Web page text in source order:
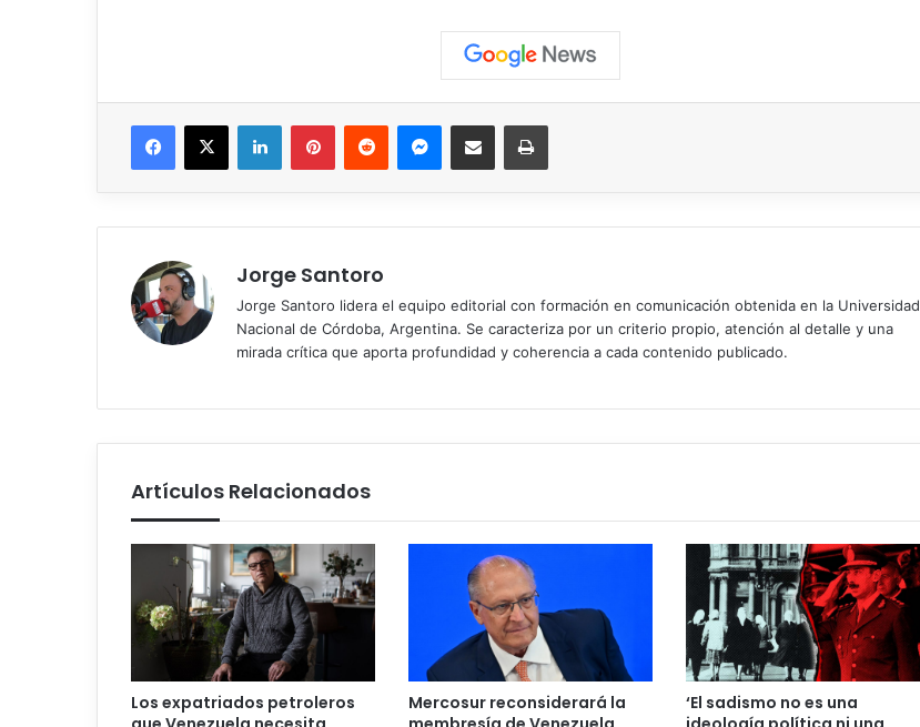
Facebook
X LinkedInPinterestReddit MessengerCompartir vía correo electrónicoImprimir
Jorge Santoro
Jorge Santoro lidera el equipo editorial con formación en comunicación obtenida en la Universidad
Nacional de Córdoba, Argentina. Se caracteriza por un criterio propio, atención al detalle y una
mirada crítica que aporta profundidad y coherencia a cada contenido publicado.
Artículos Relacionados
Los expatriados petroleros
Mercosur reconsiderará la
‘El sadismo no es una